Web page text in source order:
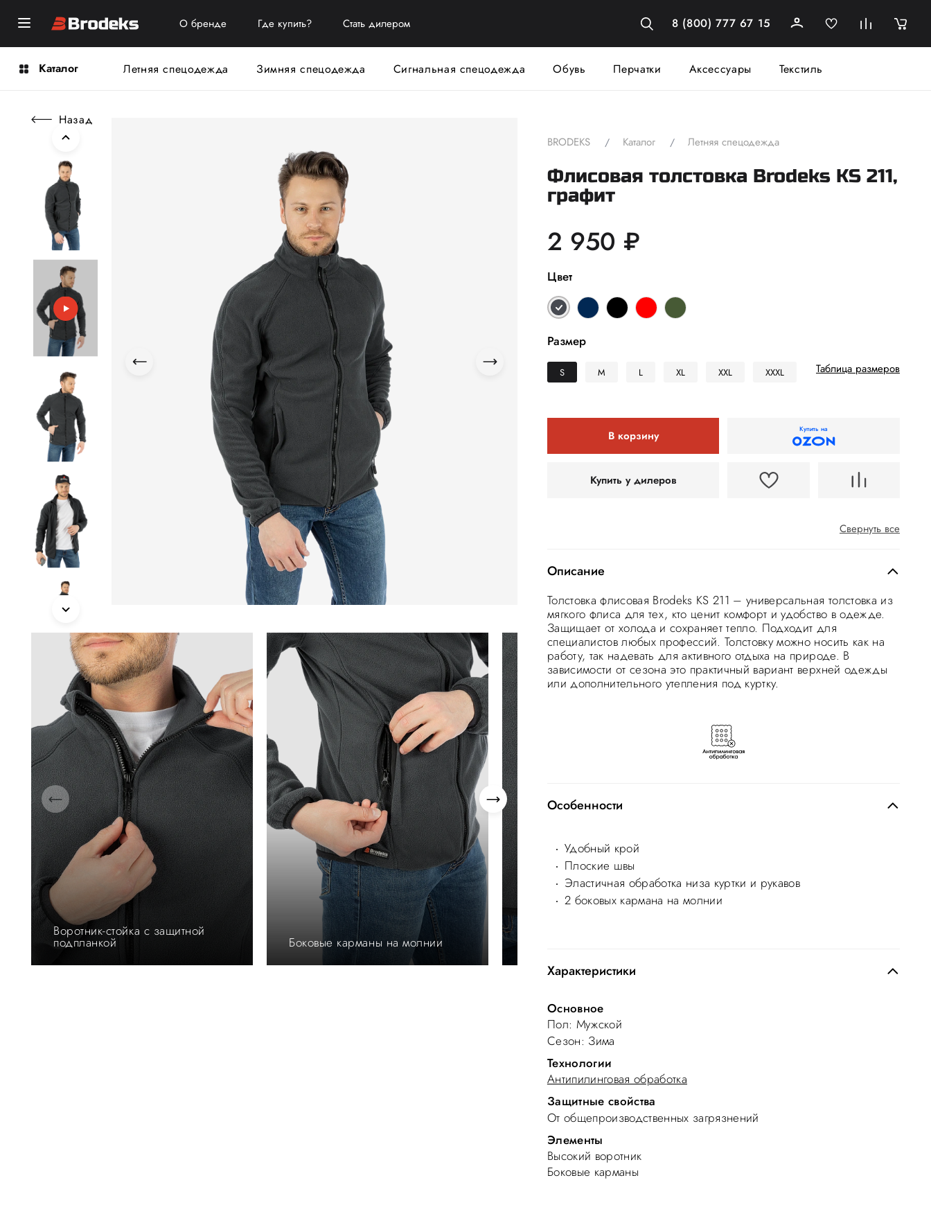
О бренде Где купить? Стать дилером 8 (800) 777 67 15
Каталог Летняя спецодежда Зимняя спецодежда Сигнальная спецодежда Обувь Перчатки Аксессуары Текстиль
Назад
Воротник-стойка с защитной
подпланкой Боковые карманы на молнии
BRODEKS Каталог Летняя спецодежда
Флисовая толстовка Brodeks KS 211,
графит
2 950 ₽
Цвет
Размер
S M L XL XXL XXXL Таблица размеров
В корзину Купить на
Купить у дилеров
Свернуть все
Описание
Толстовка флисовая Brodeks KS 211 – универсальная толстовка из
мягкого флиса для тех, кто ценит комфорт и удобство в одежде.
Защищает от холода и сохраняет тепло. Подходит для
специалистов любых профессий. Толстовку можно носить как на
работу, так надевать для активного отдыха на природе. В
зависимости от сезона это практичный вариант верхней одежды
или дополнительного утепления под куртку.
Особенности
Удобный крой
Плоские швы
Эластичная обработка низа куртки и рукавов
2 боковых кармана на молнии
Характеристики
Основное
Пол: Мужской
Сезон: Зима
Технологии
Антипилинговая обработка
Защитные свойства
От общепроизводственных загрязнений
Элементы
Высокий воротник
Боковые карманы